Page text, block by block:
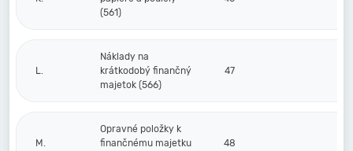
(561)
L.
Náklady na
krátkodobý finančný
majetok (566)
47
M.
Opravné položky k
finančnému majetku
48